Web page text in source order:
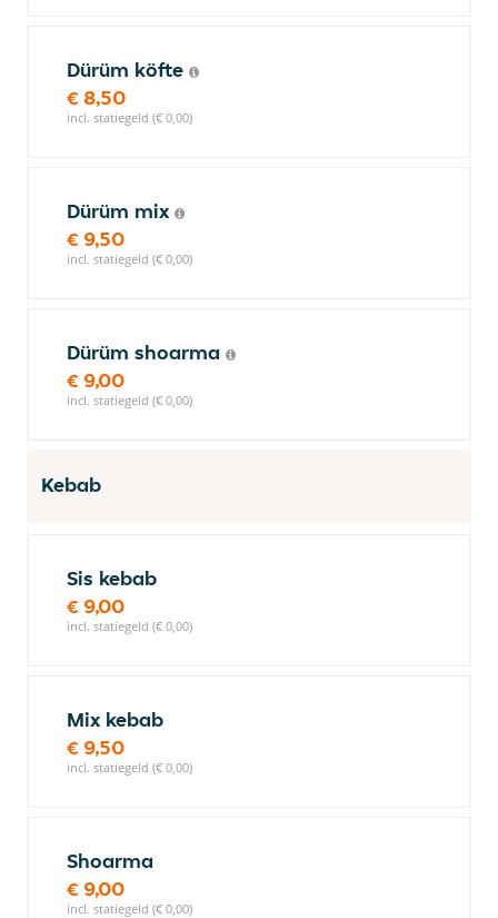
Dürüm köfte
€ 8,50
incl. statiegeld (€ 0,00)
Dürüm mix
€ 9,50
incl. statiegeld (€ 0,00)
Dürüm shoarma
€ 9,00
incl. statiegeld (€ 0,00)
Kebab
Sis kebab
€ 9,00
incl. statiegeld (€ 0,00)
Mix kebab
€ 9,50
incl. statiegeld (€ 0,00)
Shoarma
€ 9,00
incl. statiegeld (€ 0,00)